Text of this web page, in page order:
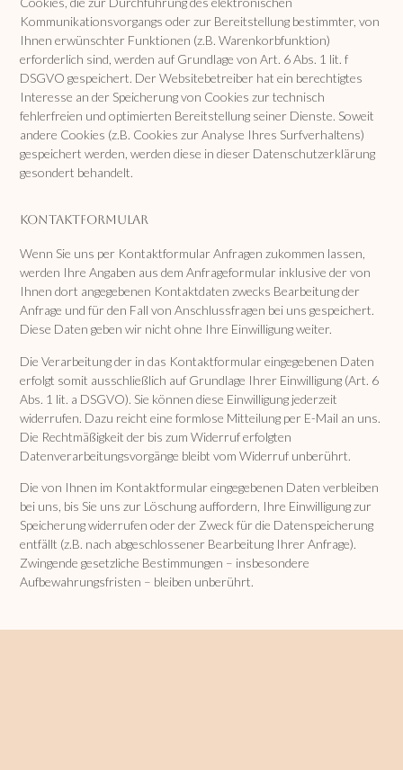
Kommunikationsvorgangs oder zur Bereitstellung bestimmter, von
Ihnen erwünschter Funktionen (z.B. Warenkorbfunktion)
erforderlich sind, werden auf Grundlage von Art. 6 Abs. 1 lit. f
DSGVO gespeichert. Der Websitebetreiber hat ein berechtigtes
Interesse an der Speicherung von Cookies zur technisch
fehlerfreien und optimierten Bereitstellung seiner Dienste. Soweit
andere Cookies (z.B. Cookies zur Analyse Ihres Surfverhaltens)
gespeichert werden, werden diese in dieser Datenschutzerklärung
gesondert behandelt.
Kontaktformular
Wenn Sie uns per Kontaktformular Anfragen zukommen lassen,
werden Ihre Angaben aus dem Anfrageformular inklusive der von
Ihnen dort angegebenen Kontaktdaten zwecks Bearbeitung der
Anfrage und für den Fall von Anschlussfragen bei uns gespeichert.
Diese Daten geben wir nicht ohne Ihre Einwilligung weiter.
Die Verarbeitung der in das Kontaktformular eingegebenen Daten
erfolgt somit ausschließlich auf Grundlage Ihrer Einwilligung (Art. 6
Abs. 1 lit. a DSGVO). Sie können diese Einwilligung jederzeit
widerrufen. Dazu reicht eine formlose Mitteilung per E-Mail an uns.
Die Rechtmäßigkeit der bis zum Widerruf erfolgten
Datenverarbeitungsvorgänge bleibt vom Widerruf unberührt.
Die von Ihnen im Kontaktformular eingegebenen Daten verbleiben
bei uns, bis Sie uns zur Löschung auffordern, Ihre Einwilligung zur
Speicherung widerrufen oder der Zweck für die Datenspeicherung
entfällt (z.B. nach abgeschlossener Bearbeitung Ihrer Anfrage).
Zwingende gesetzliche Bestimmungen – insbesondere
Aufbewahrungsfristen – bleiben unberührt.